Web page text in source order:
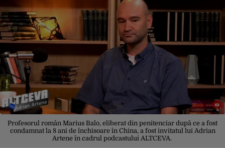
Profesorul român Marius Balo, eliberat din penitenciar după ce a fost
condamnat la 8 ani de închisoare în China, a fost invitatul lui Adrian
Artene în cadrul podcastului ALTCEVA.